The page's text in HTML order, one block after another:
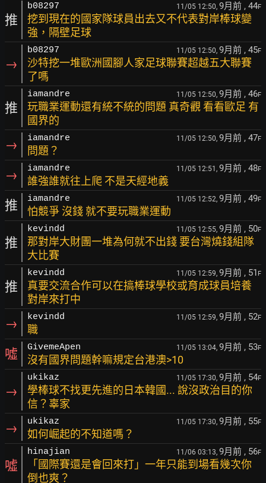
推
b08297 11/05 12:50, 9月前 , 44F
挖到現在的國家隊球員出去又不代表對岸棒球變
強，隔壁足球
→
b08297 11/05 12:50, 9月前 , 45F
沙特挖一堆歐洲國腳人家足球聯賽超越五大聯賽
了嗎
推
iamandre 11/05 12:50, 9月前 , 46F
玩職業運動還有統不統的問題 真奇觀 看看歐足 有
國界的
→ iamandre 11/05 12:50, 9月前 , 47F
問題？
→ iamandre 11/05 12:51, 9月前 , 48F
誰強誰就往上爬 不是天經地義
推 iamandre 11/05 12:52, 9月前 , 49F
怕競爭 沒錢 就不要玩職業運動
推
kevindd 11/05 12:55, 9月前 , 50F
那對岸大財團一堆為何就不出錢 要台灣燒錢組隊
大比賽
推
kevindd 11/05 12:59, 9月前 , 51 F
真要交流合作可以在搞棒球學校或育成球員培養
對岸來打中
→ kevindd 11/05 12:59, 9月前 , 52F
職
噓 GivemeApen 11/05 13:04, 9月前 , 53F
沒有國界問題幹嘛規定台港澳>10
→
ukikaz 11/05 17:30, 9月前 , 54F
學棒球不找更先進的日本韓國... 說沒政治目的你
信？辜家
→ ukikaz 11/05 17:30, 9月前 , 55F
如何崛起的不知道嗎？
噓
hinajian 11/06 03:13, 9月前 , 56F
「國際賽還是會回來打」一年只能到場看幾次你
倒也爽？